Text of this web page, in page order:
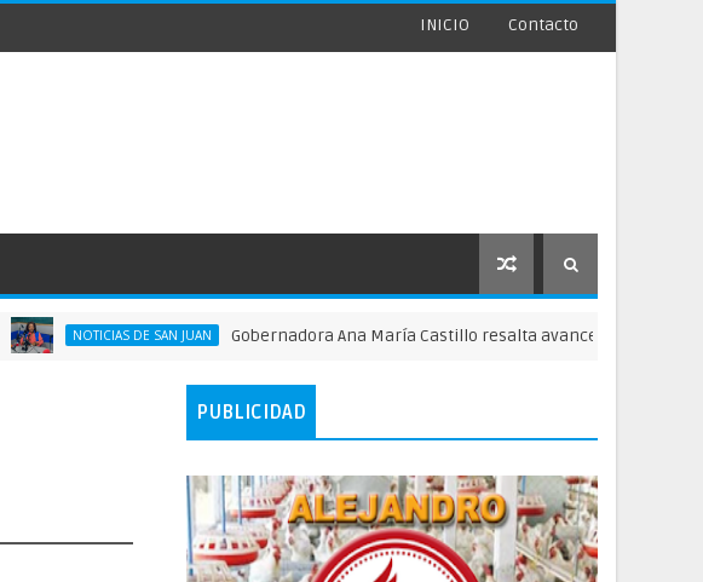
INICIO Contacto
NOTICIAS DE SAN JUAN Gobernadora Ana María Castillo resalta avances y proyectos para
PUBLICIDAD